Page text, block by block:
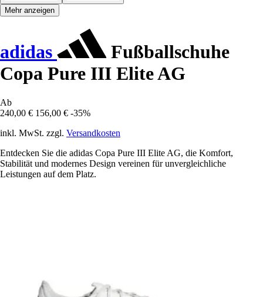
Mehr anzeigen
adidas
Fußballschuhe
Copa Pure III Elite AG
Ab
240,00 € 156,00 € -35%
inkl. MwSt. zzgl. Versandkosten
Entdecken Sie die adidas Copa Pure III Elite AG, die Komfort,
Stabilität und modernes Design vereinen für unvergleichliche
Leistungen auf dem Platz.